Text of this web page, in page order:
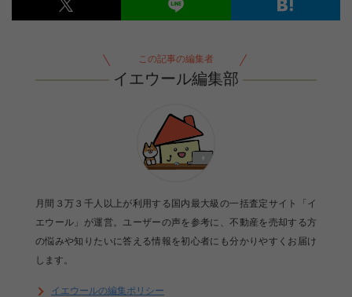
この記事の編集者
イエウール編集部
月間３万３千人以上が利用する国内最大級の一括査定サイト「イ
エウール」が運営。ユーザーの声を参考に、不動産を売却する方
の悩みや知りたいに答える情報を初心者にも分かりやすくお届け
します。
イエウールの編集ポリシー